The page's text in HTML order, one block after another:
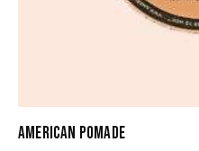
AMERICAN POMADE